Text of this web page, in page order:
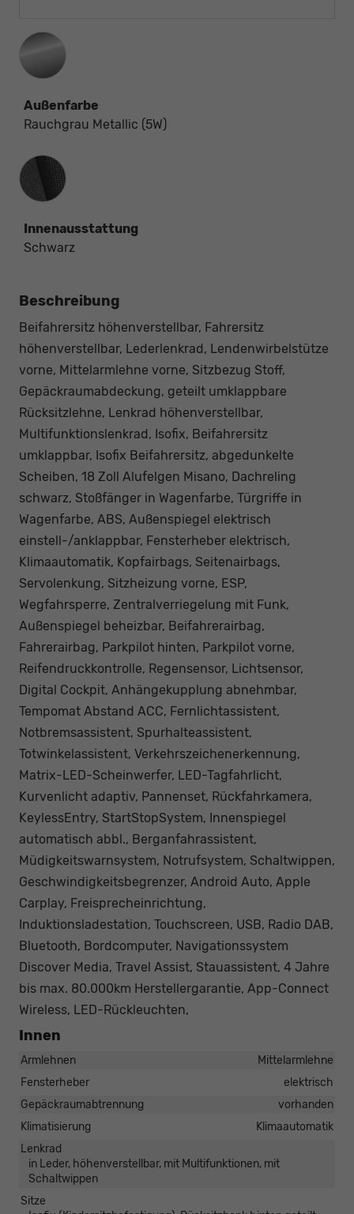
Außenfarbe
Rauchgrau Metallic (5W)
Innenausstattung
Innenausstattung
Schwarz
Beschreibung
Beifahrersitz höhenverstellbar, Fahrersitz
höhenverstellbar, Lederlenkrad, Lendenwirbelstütze
vorne, Mittelarmlehne vorne, Sitzbezug Stoff,
Gepäckraumabdeckung, geteilt umklappbare
Rücksitzlehne, Lenkrad höhenverstellbar,
Multifunktionslenkrad, Isofix, Beifahrersitz
umklappbar, Isofix Beifahrersitz, abgedunkelte
Scheiben, 18 Zoll Alufelgen Misano, Dachreling
schwarz, Stoßfänger in Wagenfarbe, Türgriffe in
Wagenfarbe, ABS, Außenspiegel elektrisch
einstell-/anklappbar, Fensterheber elektrisch,
Klimaautomatik, Kopfairbags, Seitenairbags,
Servolenkung, Sitzheizung vorne, ESP,
Wegfahrsperre, Zentralverriegelung mit Funk,
Außenspiegel beheizbar, Beifahrerairbag,
Fahrerairbag, Parkpilot hinten, Parkpilot vorne,
Reifendruckkontrolle, Regensensor, Lichtsensor,
Digital Cockpit, Anhängekupplung abnehmbar,
Tempomat Abstand ACC, Fernlichtassistent,
Notbremsassistent, Spurhalteassistent,
Totwinkelassistent, Verkehrszeichenerkennung,
Matrix-LED-Scheinwerfer, LED-Tagfahrlicht,
Kurvenlicht adaptiv, Pannenset, Rückfahrkamera,
KeylessEntry, StartStopSystem, Innenspiegel
automatisch abbl., Berganfahrassistent,
Müdigkeitswarnsystem, Notrufsystem, Schaltwippen,
Geschwindigkeitsbegrenzer, Android Auto, Apple
Carplay, Freisprecheinrichtung,
Induktionsladestation, Touchscreen, USB, Radio DAB,
Bluetooth, Bordcomputer, Navigationssystem
Discover Media, Travel Assist, Stauassistent, 4 Jahre
bis max. 80.000km Herstellergarantie, App-Connect
Wireless, LED-Rückleuchten,
Innen
Armlehnen
Mittelarmlehne
Fensterheber
elektrisch
Gepäckraumabtrennung
vorhanden
Klimatisierung
Klimaautomatik
Lenkrad
in Leder, höhenverstellbar, mit Multifunktionen, mit
Schaltwippen
Sitze